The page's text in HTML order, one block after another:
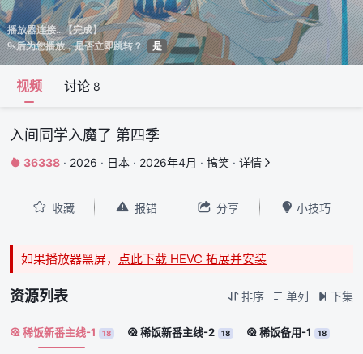
视频 讨论 8
入间同学入魔了 第四季
 36338 · 2026 · 日本 · 2026年4月 · 搞笑 · 详情 
 收藏  报错  分享  小技巧
如果播放器黑屏， 点此下载 HEVC 拓展并安装
资源列表  排序  单列  下集
 稀饭新番主线-1 18  稀饭新番主线-2 18  稀饭备用-1 18